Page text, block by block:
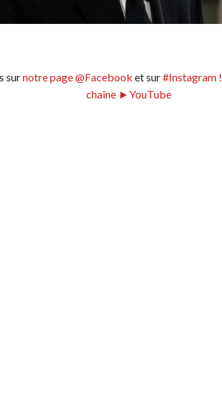
surnotre page @Facebook et sur#Instagram !
chaîne ►YouTube